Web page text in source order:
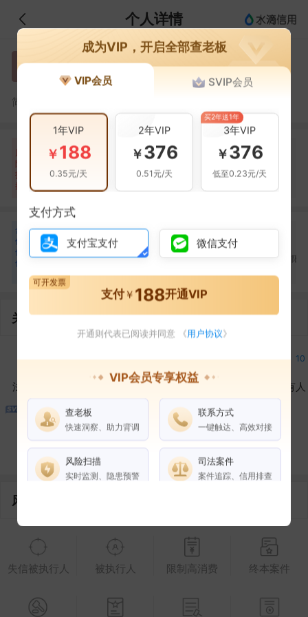
个人详情
徐 徐建洪
简介：
风
险
扫
描
自身风险
暂无风险
关联风险
经营异常(26条)
提示信息
当前企业(0条)
合
作
伙
伴
房 房林润
合作8次 廖 合作3次 蔡 蔡国伟
广州融彩网贸易有限公
关联企业
15
法定代表人
18
对外投资
25
在外任职
10
作为受益所有人
10
控制企业
7
风险信息
失信被执行人 被执行人 限制高消费 终本案件
成为VIP，开启全部查老板
VIP会员 SVIP会员
1年VIP
￥188
0.35元/天
2年VIP
￥376
0.51元/天
3年VIP
￥376
低至0.23元/天
买2年送1年
支付方式
支付宝支付 微信支付
支付￥ 188开通VIP
可开发票
开通则代表已阅读并同意 《用户协议》
VIP会员专享权益
查老板
快速洞察、助力背调
联系方式
一键触达、高效对接
风险扫描
实时监测、隐患预警
司法案件
案件追踪、信用排查
权益说明 VIP会员 SVIP会员
企业全部电话